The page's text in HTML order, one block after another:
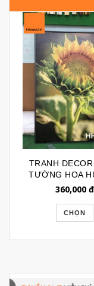
TRANH
TƯỜNG HOA
DƯƠNG
360,000đ
CHỌN